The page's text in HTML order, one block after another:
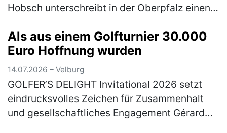
Hobsch unterschreibt in der Oberpfalz einen
31-Jährige beim TSV 1860 Mün… (mehr)
Als aus einem Golfturnier 30.000
Euro Hoffnung wurden
14.07.2026 – Velburg
GOLFER’S DELIGHT Invitational 2026 setzt
eindrucksvolles Zeichen für Zusammenhalt
und gesellschaftliches Engagement Gérard